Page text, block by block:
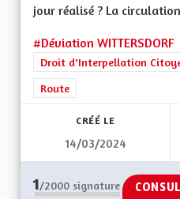
jour réalisé ? La
#Déviation WITTERSDORF
Droit d'Interpellation
Route
CRÉÉ LE
14/03/2024
1/2000 signature